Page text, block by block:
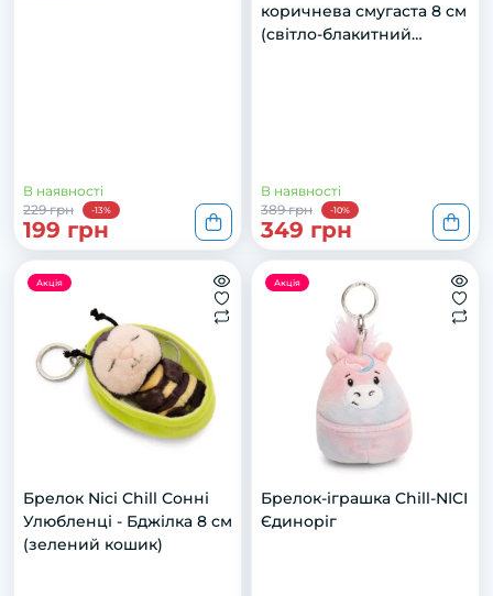
В наявності
229 грн
-13%
199 грн
коричнева смугаста 8 см
(світло-блакитний
В наявності
389 грн
-10%
349 грн
Акція
Брелок Nici Chill Сонні
Улюбленці - Бджілка 8 см
(зелений кошик)
Акція
Брелок-іграшка Chill-NICI
Єдиноріг